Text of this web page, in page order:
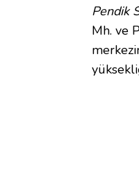
Pendik
Mh. ve